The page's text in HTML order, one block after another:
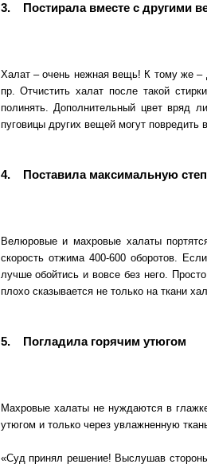
3. Постирала вместе с другими
Халат – очень нежная вещь! К тому же –
пр. Отчистить халат после такой
полинять. Дополнительный цвет вряд
пуговицы других вещей могут повредить
4. Поставила максимальную
Велюровые и махровые халаты
скорость отжима 400-600 оборотов.
лучше обойтись и вовсе без него.
плохо сказывается не только на ткани
5. Погладила горячим утюгом
Махровые халаты не нуждаются в
утюгом и только через увлажненную
«Суд принял решение! Выслушав